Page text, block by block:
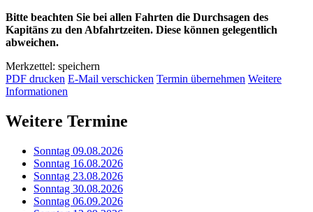
Bitte beachten Sie bei allen Fahrten die Durchsagen des
Kapitäns zu den Abfahrtzeiten. Diese können gelegentlich
abweichen.
Merkzettel: speichern
PDF drucken E-Mail verschicken Termin übernehmen Weitere
Informationen
Weitere Termine
Sonntag 09.08.2026
Sonntag 16.08.2026
Sonntag 23.08.2026
Sonntag 30.08.2026
Sonntag 06.09.2026